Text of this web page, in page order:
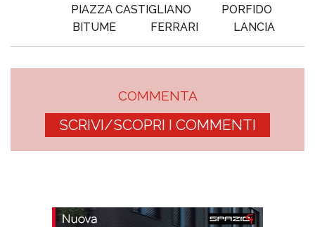
PIAZZA CASTIGLIANO
PORFIDO
BITUME
FERRARI LANCIA
COMMENTA
SCRIVI/SCOPRI I COMMENTI